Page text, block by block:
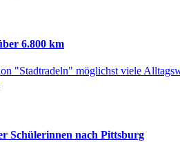
6.800 km
"Stadtradeln" möglichst viele
Schülerinnen nach Pittsburg